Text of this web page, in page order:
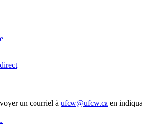
un courriel à ufcw@ufcw.ca en